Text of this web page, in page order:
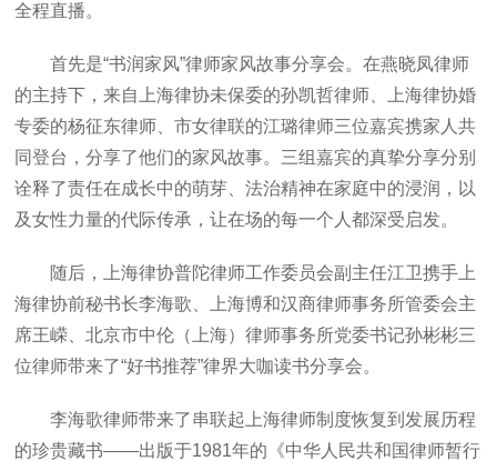
全程直播。
首先是“书润家风”律师家风故事分享会。在燕晓凤律师
的主持下，来自上海律协未保委的孙凯哲律师、上海律协婚
专委的杨征东律师、市女律联的江璐律师三位嘉宾携家人共
同登台，分享了他们的家风故事。三组嘉宾的真挚分享分别
诠释了责任在成长中的萌芽、法治精神在家庭中的浸润，以
及女性力量的代际传承，让在场的每一个人都深受启发。
随后，上海律协普陀律师工作委员会副主任江卫携手上
海律协前秘书长李海歌、上海博和汉商律师事务所管委会主
席王嵘、北京市中伦（上海）律师事务所党委书记孙彬彬三
位律师带来了“好书推荐”律界大咖读书分享会。
李海歌律师带来了串联起上海律师制度恢复到发展历程
的珍贵藏书——出版于1981年的《中华人民共和国律师暂行